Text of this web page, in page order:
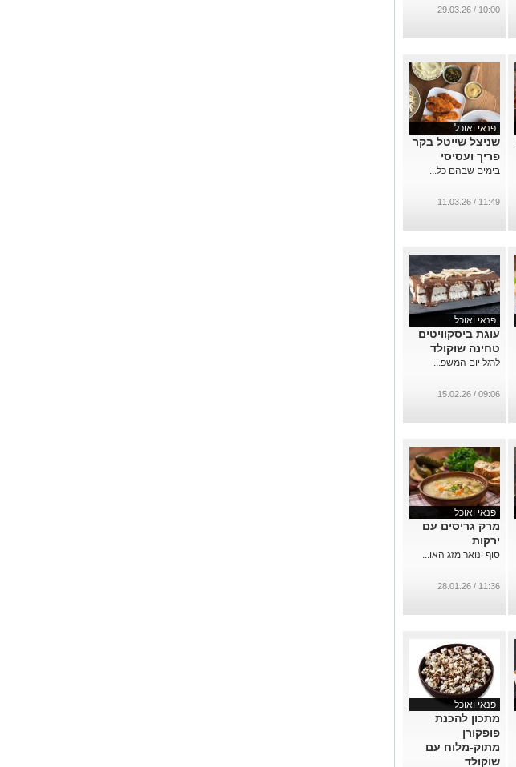
10:00 / 29.03.26
פנאי ואוכל
שניצל שייטל בקר
פריך ועסיסי
בימים שבהם כל...
11:49 / 11.03.26
פנאי ואוכל
עוגת ביסקוויטים
טחינה שוקולד
לרגל יום המשפ...
09:06 / 15.02.26
פנאי ואוכל
מרק גריסים עם
ירקות
סוף ינואר מזג האו...
11:36 / 28.01.26
פנאי ואוכל
מתכון להכנת
פופקורן
מתוק-מלוח עם
שוקולד